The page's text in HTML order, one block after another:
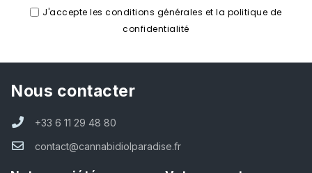
J'accepte les conditions générales et la politique de
confidentialité
Nous contacter
+33 6 11 29 48 80
contact@cannabidiolparadise.fr